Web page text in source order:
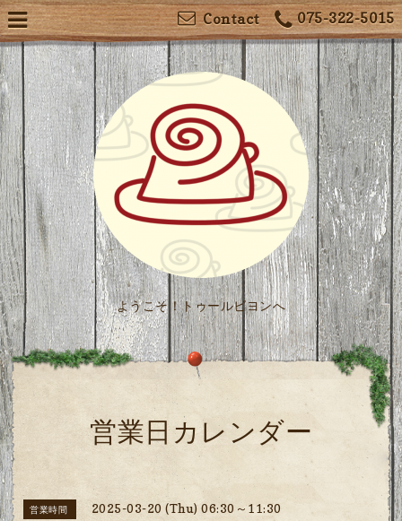
075-322-5015
Contact
ようこそ！トゥールビヨンへ
営業日カレンダー
営業時間 2025-03-20 (Thu) 06:30～11:30